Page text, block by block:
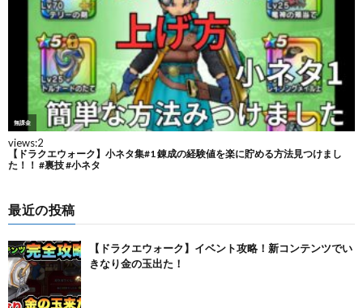
最近の投稿
【ドラクエウォーク】イベント攻略！新コンテンツでい
きなり金の玉出た！